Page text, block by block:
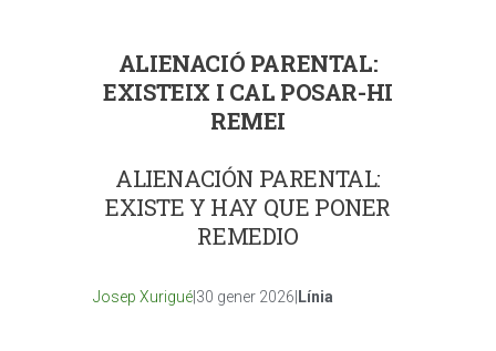
ALIENACIÓ PARENTAL:
EXISTEIX I CAL POSAR-HI
REMEI
ALIENACIÓN PARENTAL:
EXISTE Y HAY QUE PONER
REMEDIO
Josep Xurigué |30 gener 2026| Línia